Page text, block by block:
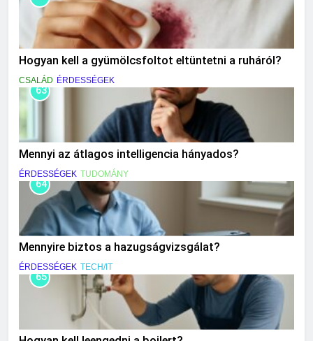
Hogyan kell a gyümölcsfoltot eltüntetni a ruháról?
CSALÁD ÉRDESSÉGEK
63
Mennyi az átlagos intelligencia hányados?
ÉRDESSÉGEK TUDOMÁNY
64
Mennyire biztos a hazugságvizsgálat?
ÉRDESSÉGEK TECH/IT
65